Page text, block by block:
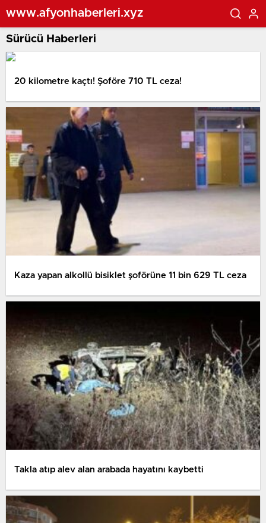
www.afyonhaberleri.xyz
Sürücü Haberleri
20 kilometre kaçtı! Şoföre 710 TL ceza!
Kaza yapan alkollü bisiklet şoförüne 11 bin 629 TL ceza
Takla atıp alev alan arabada hayatını kaybetti